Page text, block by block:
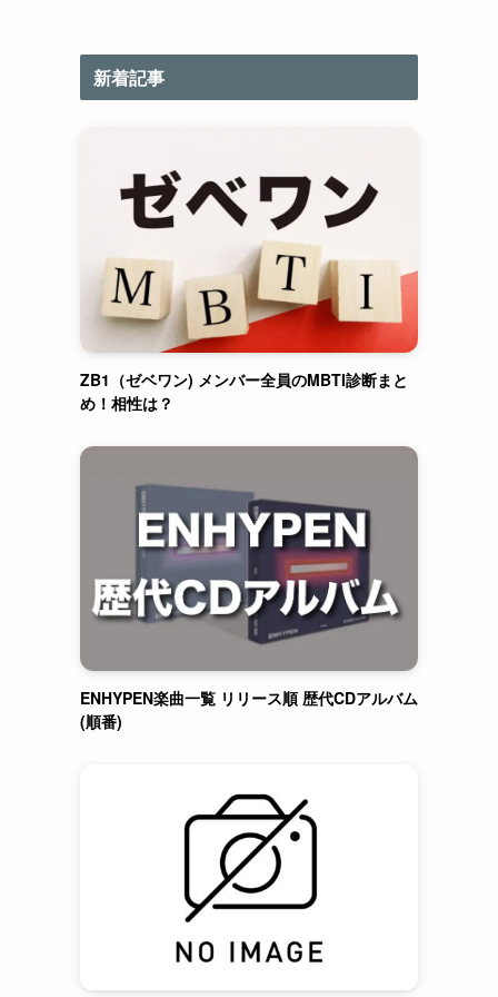
新着記事
ZB1（ゼベワン) メンバー全員のMBTI診断まと
め！相性は？
ENHYPEN楽曲一覧 リリース順 歴代CDアルバム
(順番)